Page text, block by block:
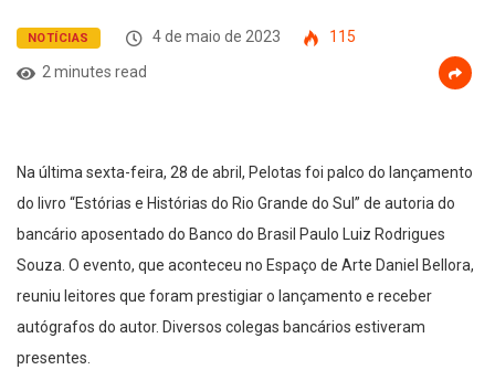
NOTÍCIAS 4 de maio de 2023
115
2 minutes read
Na última sexta-feira, 28 de abril, Pelotas foi palco do lançamento
do livro “Estórias e Histórias do Rio Grande do Sul” de autoria do
bancário aposentado do Banco do Brasil Paulo Luiz Rodrigues
Souza. O evento, que aconteceu no Espaço de Arte Daniel Bellora,
reuniu leitores que foram prestigiar o lançamento e receber
autógrafos do autor. Diversos colegas bancários estiveram
presentes.